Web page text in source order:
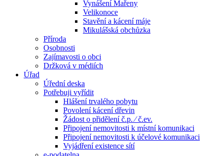
Vynášení Mařeny
Velikonoce
Stavění a kácení máje
Mikulášská obchůzka
Příroda
Osobnosti
Zajímavosti o obci
Držková v médiích
Úřad
Úřední deska
Potřebuji vyřídit
Hlášení trvalého pobytu
Povolení kácení dřevin
Žádost o přidělení č.p. ⁄ č.ev.
Připojení nemovitosti k místní komunikaci
Připojení nemovitosti k účelové komunikaci
Vyjádření existence sítí